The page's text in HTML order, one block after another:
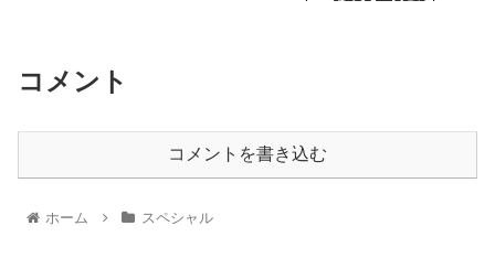
コメント
コメントを書き込む
ホーム スペシャル